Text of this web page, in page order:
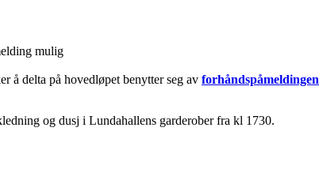
mulig
å delta på hovedløpet benytter seg av forhåndspåmeldingen
og dusj i Lundahallens garderober fra kl 1730.